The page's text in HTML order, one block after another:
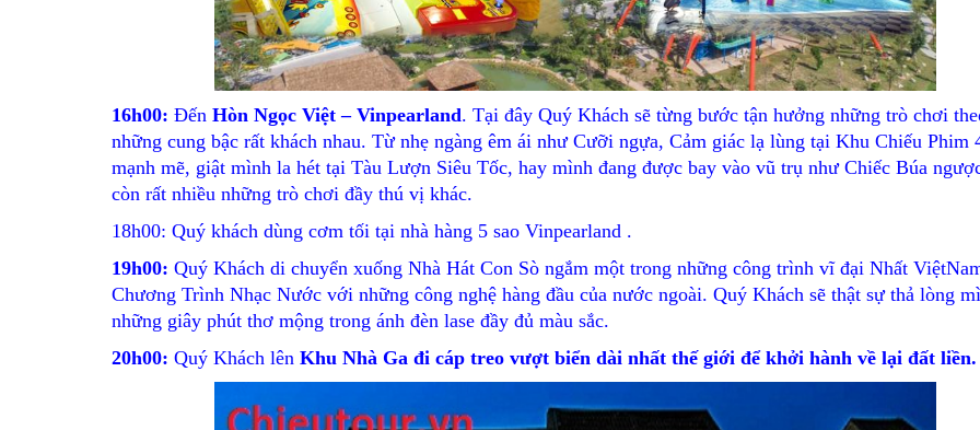
16h00: Đến Hòn Ngọc Việt – Vinpearland. Tại đây Quý Khách sẽ từng bước tận hưởng những trò chơi
những cung bậc rất khách nhau. Từ nhẹ ngàng êm ái như Cưỡi ngựa, Cảm giác lạ lùng tại Khu Chiếu Phim
mạnh mẽ, giật mình la hét tại Tàu Lượn Siêu Tốc, hay mình đang được bay vào vũ trụ như Chiếc Búa
còn rất nhiều những trò chơi đầy thú vị khác.
18h00: Quý khách dùng cơm tối tại nhà hàng 5 sao Vinpearland .
19h00: Quý Khách di chuyển xuống Nhà Hát Con Sò ngắm một trong những công trình vĩ đại Nhất
Chương Trình Nhạc Nước với những công nghệ hàng đầu của nước ngoài. Quý Khách sẽ thật sự thả lòng
những giây phút thơ mộng trong ánh đèn lase đầy đủ màu sắc.
20h00: Quý Khách lên Khu Nhà Ga đi cáp treo vượt biển dài nhất thế giới để khởi hành về lại đất liền.